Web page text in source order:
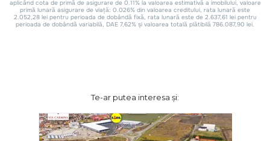
Te-ar putea interesa și: